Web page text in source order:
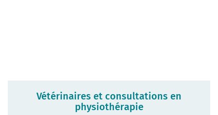
Vétérinaires et consultations en
physiothérapie